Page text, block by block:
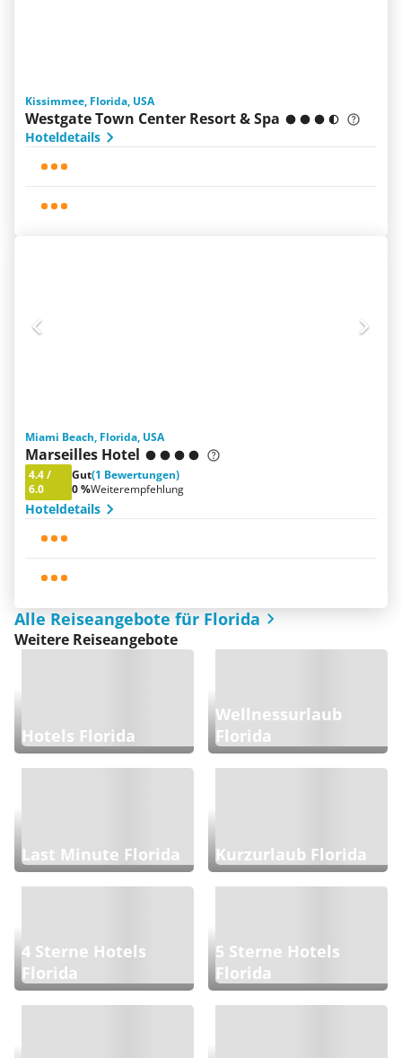
Kissimmee, Florida, USA
Westgate Town Center Resort & Spa
Hoteldetails
Miami Beach, Florida, USA
Marseilles Hotel
4.4/
6.0
Gut(1 Bewertungen)
0 %Weiterempfehlung
Hoteldetails
Alle Reiseangebote für Florida
Weitere Reiseangebote
Hotels Florida
Wellnessurlaub
Florida
Last Minute Florida Kurzurlaub Florida
4 Sterne Hotels
Florida
5 Sterne Hotels
Florida